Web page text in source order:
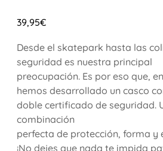
39,95€
Desde el skatepark hasta las
seguridad es nuestra principal
preocupación. Es por eso que,
hemos desarrollado un casco
doble certificado de seguridad.
combinación
perfecta de protección, forma y
¡No dejes que nada te impida